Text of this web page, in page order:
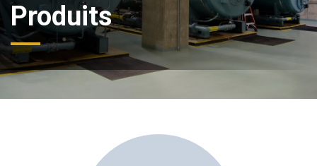
Produits